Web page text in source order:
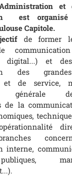
est
Capitole.
de former
digital...) et
des
et de service,
générale
de la
interne,